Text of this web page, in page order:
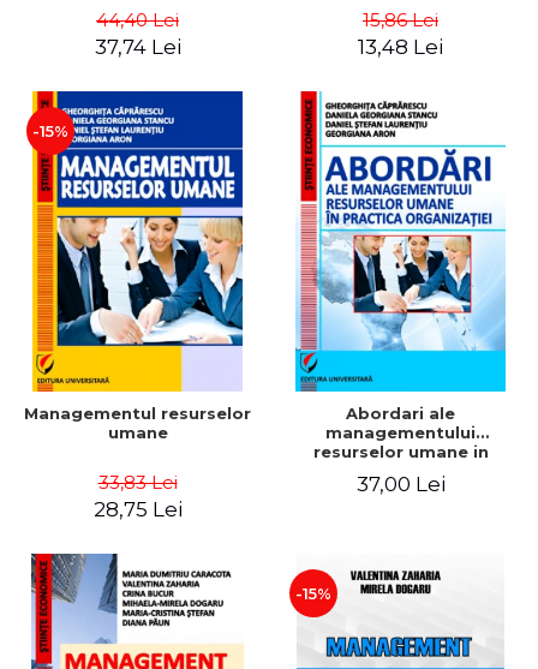
44,40 Lei
37,74 Lei
15,86 Lei
13,48 Lei
-15%
Managementul resurselor
umane
33,83 Lei
28,75 Lei
Abordari ale
managementului
resurselor umane in
37,00 Lei
-15%